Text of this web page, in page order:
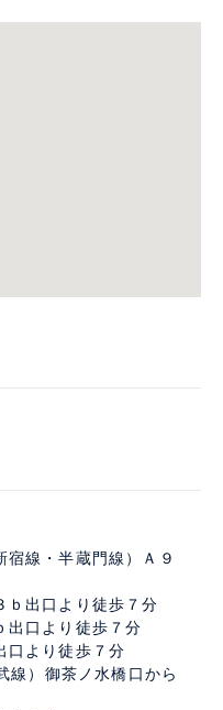
線・半蔵門線）Ａ９
ｂ出口より徒歩７分
出口より徒歩７分
口より徒歩７分
線）御茶ノ水橋口から